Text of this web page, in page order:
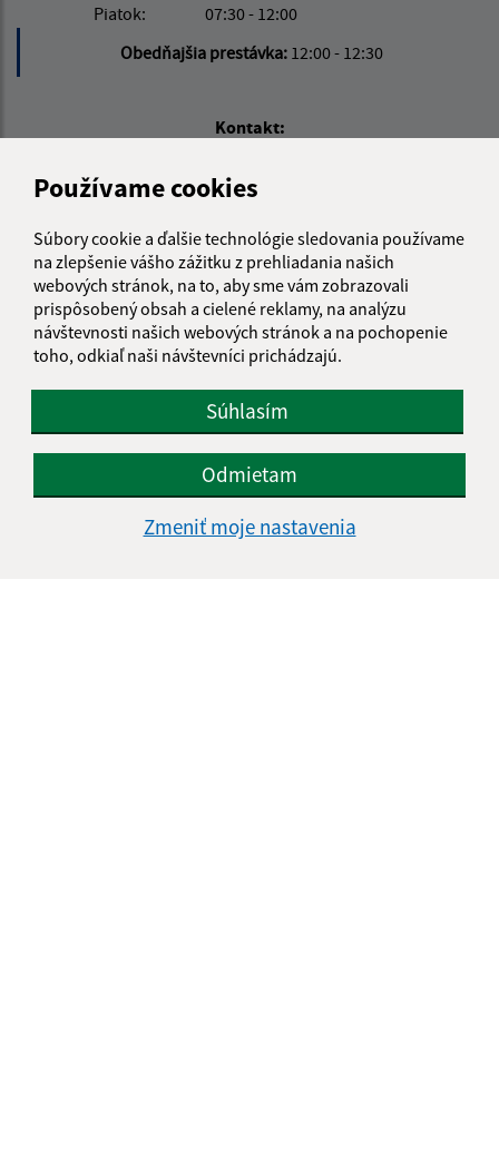
Používame cookies
Súbory cookie a ďalšie technológie sledovania používame
na zlepšenie vášho zážitku z prehliadania našich
webových stránok, na to, aby sme vám zobrazovali
prispôsobený obsah a cielené reklamy, na analýzu
návštevnosti našich webových stránok a na pochopenie
toho, odkiaľ naši návštevníci prichádzajú.
Súhlasím
Odmietam
Zmeniť moje nastavenia
Piatok:
07:30 - 12:00
Obedňajšia prestávka: 12:00 - 12:30
Kontakt:
Šarišské Jastrabie 257
info@sarisskejastrabie.sk
+421 904 008 196
IČO: 00330213